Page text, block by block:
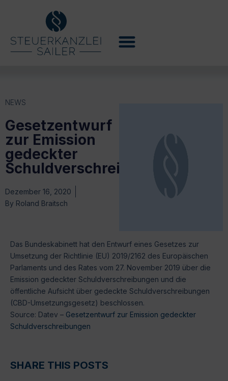
NEWS
Gesetzentwurf
zur Emission
gedeckter
Schuldverschreibungen
Dezember 16, 2020
By Roland Braitsch
Das Bundeskabinett hat den Entwurf eines Gesetzes zur
Umsetzung der Richtlinie (EU) 2019/2162 des Europäischen
Parlaments und des Rates vom 27. November 2019 über die
Emission gedeckter Schuldverschreibungen und die
öffentliche Aufsicht über gedeckte Schuldverschreibungen
(CBD-Umsetzungsgesetz) beschlossen.
Source: Datev – Gesetzentwurf zur Emission gedeckter
Schuldverschreibungen
SHARE THIS POSTS